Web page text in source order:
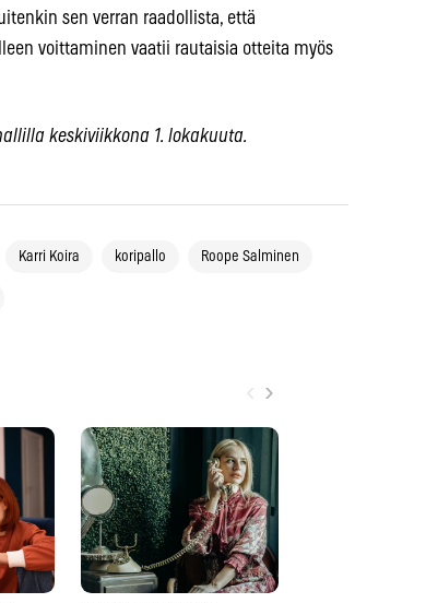
sen verran raadollista, että
voittaminen vaatii rautaisia otteita myös
keskiviikkona 1. lokakuuta.
Karri Koira koripallo Roope Salminen
›